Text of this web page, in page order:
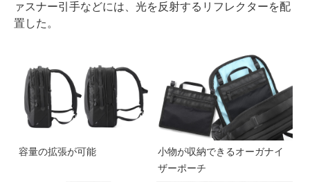
ァスナー引手などには、光を反射するリフレクターを配
置した。
容量の拡張が可能
小物が収納できるオーガナイ
ザーポーチ